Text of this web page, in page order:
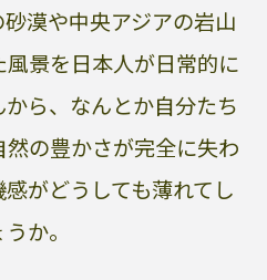
漠や中央アジアの岩山
景を日本人が日常的に
ら、なんとか自分たち
の豊かさが完全に失わ
がどうしても薄れてし
か。